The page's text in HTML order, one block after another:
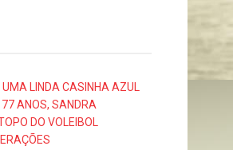
UMA LINDA CASINHA AZUL
ANOS, SANDRA
DO VOLEIBOL